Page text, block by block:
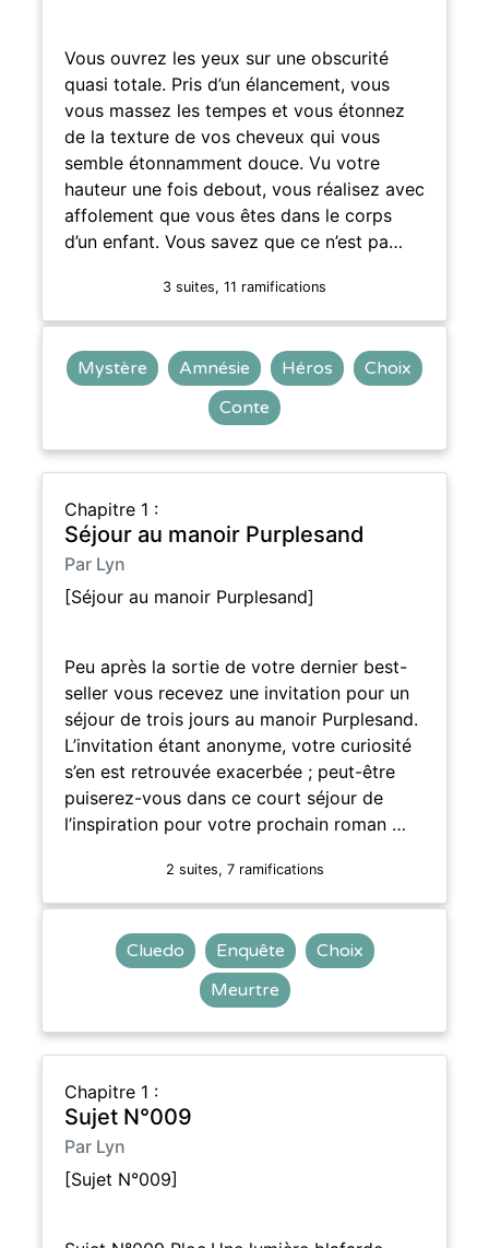
Vous ouvrez les yeux sur une obscurité
quasi totale. Pris d’un élancement, vous
vous massez les tempes et vous étonnez
de la texture de vos cheveux qui vous
semble étonnamment douce. Vu votre
hauteur une fois debout, vous réalisez avec
affolement que vous êtes dans le corps
d’un enfant. Vous savez que ce n’est pa…
3 suites, 11 ramifications
Mystère Amnésie Héros
Choix
Conte
Chapitre 1 :
Séjour au manoir Purplesand
Par Lyn
[Séjour au manoir Purplesand]
Peu après la sortie de votre dernier best-
seller vous recevez une invitation pour un
séjour de trois jours au manoir Purplesand.
L’invitation étant anonyme, votre curiosité
s’en est retrouvée exacerbée ; peut-être
puiserez-vous dans ce court séjour de
l’inspiration pour votre prochain roman …
2 suites, 7 ramifications
Cluedo Enquête
Choix
Meurtre
Chapitre 1 :
Sujet N°009
Par Lyn
[Sujet N°009]